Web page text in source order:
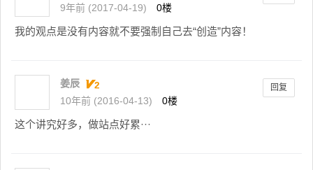
9年前 (2017-04-19)
0楼
我的观点是没有内容就不要强制自己去“创造”内容！
姜辰
10年前 (2016-04-13)
0楼
回复
这个讲究好多，做站点好累···